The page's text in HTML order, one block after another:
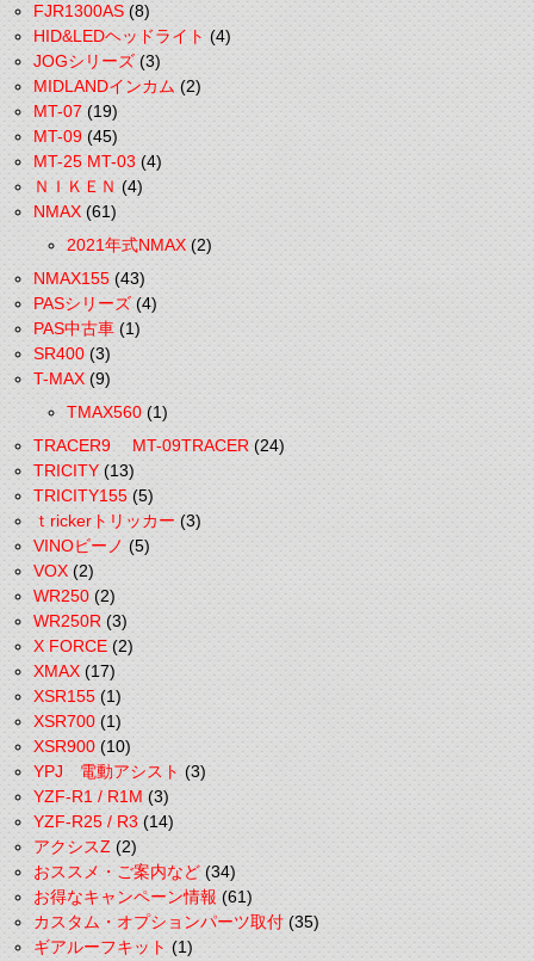
FJR1300AS(8)
HID&LEDヘッドライト(4)
JOGシリーズ(3)
MIDLANDインカム(2)
MT-07(19)
MT-09(45)
MT-25 MT-03(4)
ＮＩＫＥＮ(4)
NMAX(61)
2021年式NMAX(2)
NMAX155(43)
PASシリーズ(4)
PAS中古車(1)
SR400(3)
T-MAX(9)
TMAX560(1)
TRACER9 MT-09TRACER(24)
TRICITY(13)
TRICITY155(5)
ｔrickerトリッカー(3)
VINOビーノ(5)
VOX(2)
WR250(2)
WR250R(3)
X FORCE(2)
XMAX(17)
XSR155(1)
XSR700(1)
XSR900(10)
YPJ 電動アシスト(3)
YZF-R1 / R1M(3)
YZF-R25 / R3(14)
アクシスZ(2)
おススメ・ご案内など(34)
お得なキャンペーン情報(61)
カスタム・オプションパーツ取付(35)
ギアルーフキット(1)